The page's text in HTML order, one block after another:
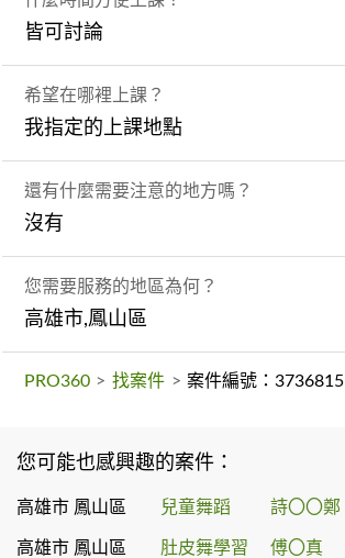
皆可討論
希望在哪裡上課？
我指定的上課地點
還有什麼需要注意的地方嗎？
沒有
您需要服務的地區為何？
高雄市,鳳山區
PRO360 > 找案件 > 案件編號：3736815
您可能也感興趣的案件：
高雄市 鳳山區 兒童舞蹈 詩〇〇鄭
高雄市 鳳山區 肚皮舞學習 傅〇真